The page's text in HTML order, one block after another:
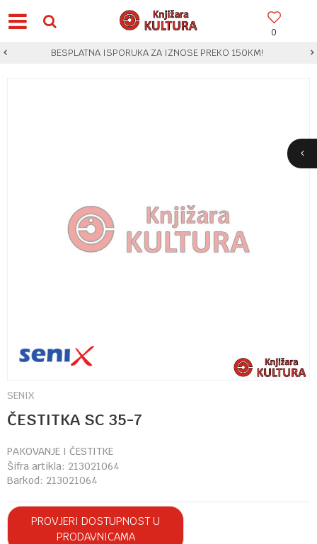
0
BESPLATNA ISPORUKA ZA IZNOSE PREKO 150KM!
SENIX
ČESTITKA SC 35-7
PAKOVANJE I ČESTITKE
Šifra artikla: 213021064
Barkod: 213021064
PROVJERI DOSTUPNOST U
PRODAVNICAMA